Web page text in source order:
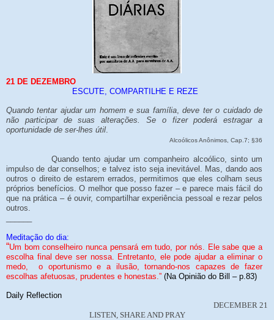
21 DE DEZEMBRO
ESCUTE, COMPARTILHE E REZE
Quando tentar ajudar um homem e sua família,deve ter o cuidado de
não participar de suas alterações. Se o fizer poderá estragar a
oportunidade de ser-lhes útil
Alcoólicos Anônimos, Cap.7; §36
Quando tento ajudar um companheiro alcoólico, sinto um
impulso de dar conselhos; e talvez isto seja inevitável. Mas, dando aos
outros o direito de estarem errados, permitimos que eles colham seus
próprios benefícios. O melhor que posso fazer – e parece mais fácil do
que na prática – é ouvir, compartilhar experiência pessoal e rezar pelos
outros.
Meditação do dia:
“Um bom conselheiro nunca pensará em tudo, por nós. Ele sabe que a
escolha final deve ser nossa. Entretanto, ele pode ajudar a eliminar o
medo, o oportunismo e a ilusão, tornando-nos capazes de fazer
escolhas afetuosas, prudentes e honestas.” (Na Opinião do Bill – p.83)
Daily Reflection
DECEMBER 21
LISTEN, SHARE AND PRAY